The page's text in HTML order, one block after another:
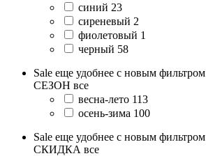
синий 23
сиреневый 2
фиолетовый 1
черный 58
Sale еще удобнее с новым фильтром
СЕЗОН все
весна-лето 113
осень-зима 100
Sale еще удобнее с новым фильтром
СКИДКА все